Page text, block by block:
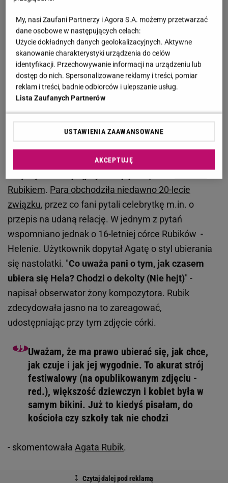
Zobacz wideo Rubikowie w Polsce. Nie mieszkają
jednak w swoim domu
jej córki Heleny
Pośród pytań od internautów, większość z nich
Rubikiem. Para obchodziła niedawno 20-lecie
związku, przez co fani pytali celebrytkę m.in. o
przepis na udaną relację. W jednym z pytań
wspomniano jednak o 16-letniej córce Rubików -
Helenie. Użytkownik dopytał Agatę o styl ubierania
się nastolatki. "Co uważa pani o tym, jak czasem
ubiera się Hela? Chodzi o dekolty (Nie hejt)" -
napisał obserwator żony kompozytora. Rubik
zdecydowała jasno na to zareagować,
udostępniając przy tym zdjęcie córki.
Uważam, że ma prawo ubierać się, jak chce,
jak czuje i jak jej wygodnie. To akurat strój
festiwalowy (na opublikowanym zdjęciu -
red.), większość dziewczyn i kobiet była w
samym bikini. Już to kiedyś pisałam, do
kościoła czy szkoły tak nie chodzi
- skomentowała Agata Rubik.
My, nasi Zaufani Partnerzy i Agora S.A. możemy przetwarzać
dane osobowe w następujących celach:
Użycie dokładnych danych geolokalizacyjnych. Aktywne
skanowanie charakterystyki urządzenia do celów
identyfikacji. Przechowywanie informacji na urządzeniu lub
dostęp do nich. Spersonalizowane reklamy i treści, pomiar
reklam i treści, badnie odbiorców i ulepszanie usług.
Lista Zaufanych Partnerów
USTAWIENIA ZAAWANSOWANE
AKCEPTUJĘ